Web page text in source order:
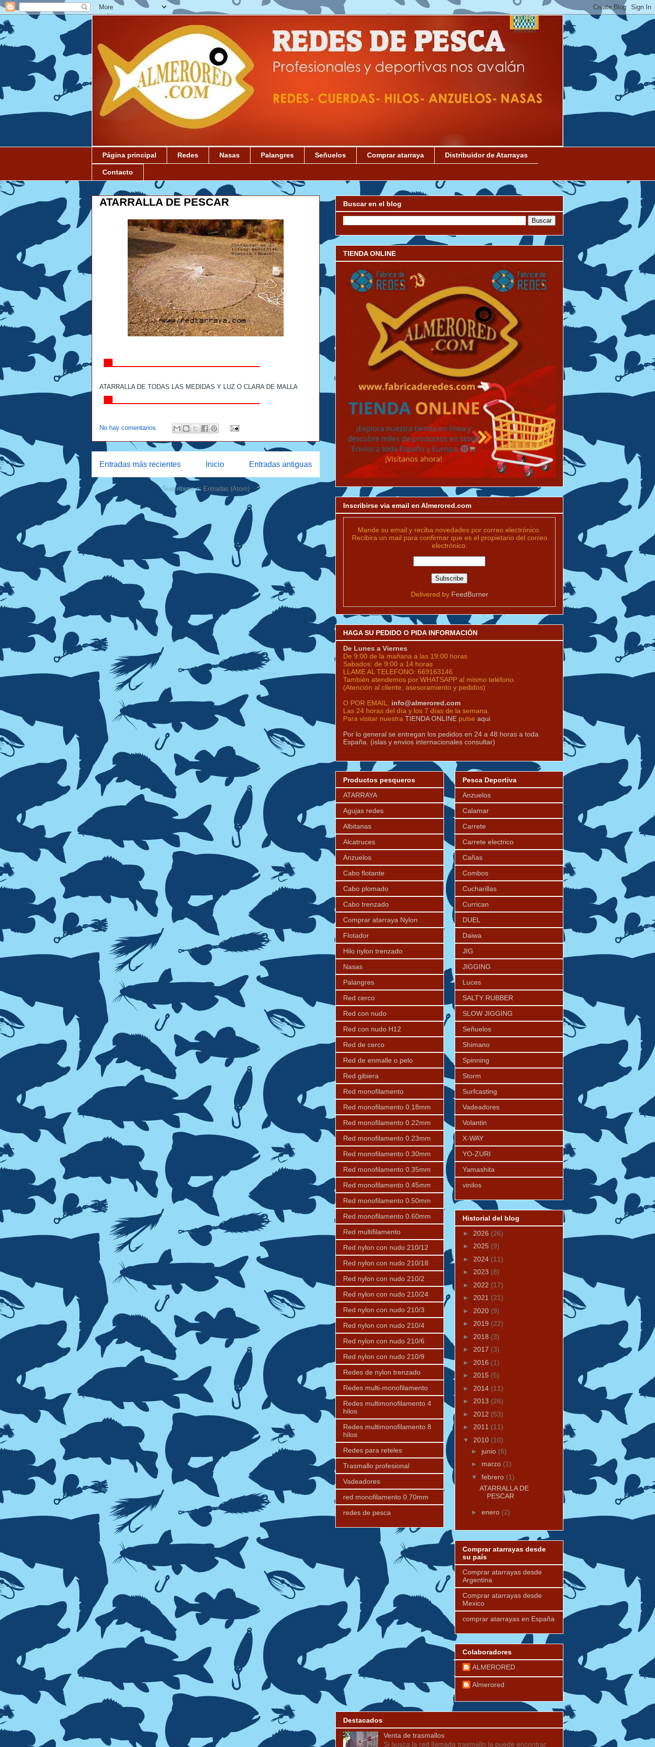
Página principal Redes Nasas Palangres Señuelos Comprar atarraya Distribuidor de Atarrayas
Contacto
ATARRALLA DE PESCAR
ATARRALLA DE TODAS LAS MEDIDAS Y LUZ O CLARA DE MALLA
No hay comentarios:
Entradas más recientes Entradas antiguas
Inicio
Suscribirse a: Entradas (Atom)
Buscar en el blog
TIENDA ONLINE
Inscribirse via email en Almerored.com
Mande su email y reciba novedades por correo electrónico.
Recibira un mail para confirmar que es el propietario del correo
electrónico:
Delivered by FeedBurner
HAGA SU PEDIDO O PIDA INFORMACIÓN
De Lunes a Viernes
De 9:00 de la mañana a las 19:00 horas
Sabados: de 9:00 a 14 horas
LLAME AL TELEFONO: 669163146
También atendemos por WHATSAPP al mismo teléfono.
(Atención al cliente, asesoramiento y pedidos)
O POR EMAIL: info@almerored.com
Las 24 horas del día y los 7 días de la semana.
Para visitar nuestra TIENDA ONLINE pulse aqui
Por lo general se entregan los pedidos en 24 a 48 horas a toda
España. (islas y envios internacionales consultar)
Productos pesqueros
ATARRAYA
Agujas redes
Albitanas
Alcatruces
Anzuelos
Cabo flotante
Cabo plomado
Cabo trenzado
Comprar atarraya Nylon
Flotador
Hilo nylon trenzado
Nasas
Palangres
Red cerco
Red con nudo
Red con nudo H12
Red de cerco
Red de enmalle o pelo
Red gibiera
Red monofilamento
Red monofilamento 0.18mm
Red monofilamento 0.22mm
Red monofilamento 0.23mm
Red monofilamento 0.30mm
Red monofilamento 0.35mm
Red monofilamento 0.45mm
Red monofilamento 0.50mm
Red monofilamento 0.60mm
Red multifilamento
Red nylon con nudo 210/12
Red nylon con nudo 210/18
Red nylon con nudo 210/2
Red nylon con nudo 210/24
Red nylon con nudo 210/3
Red nylon con nudo 210/4
Red nylon con nudo 210/6
Red nylon con nudo 210/9
Redes de nylon trenzado
Redes multi-monofilamento
Redes multimonofilamento 4
hilos
Redes multimonofilamento 8
hilos
Redes para reteles
Trasmallo profesional
Vadeadores
red monofilamento 0.70mm
redes de pesca
Pesca Deportiva
Anzuelos
Calamar
Carrete
Carrete electrico
Cañas
Combos
Cucharillas
Currican
DUEL
Daiwa
JIG
JIGGING
Luces
SALTY RUBBER
SLOW JIGGING
Señuelos
Shimano
Spinning
Storm
Surfcasting
Vadeadores
Volantin
X-WAY
YO-ZURI
Yamashita
vinilos
Historial del blog
► 2026 (26)
► 2025 (9)
► 2024 (11)
► 2023 (8)
► 2022 (17)
► 2021 (21)
► 2020 (9)
► 2019 (22)
► 2018 (3)
► 2017 (3)
► 2016 (1)
► 2015 (5)
► 2014 (11)
► 2013 (26)
► 2012 (53)
► 2011 (11)
▼ 2010 (10)
► junio (6)
► marzo (1)
▼ febrero (1)
ATARRALLA DE
PESCAR
► enero (2)
Comprar atarrayas desde
su país
Comprar atarrayas desde
Argentina
Comprar atarrayas desde
Mexico
comprar atarrayas en España
Colaboradores
ALMERORED
Almerored
Destacados
Venta de trasmallos
Si busca la red llamada trasmallo la puede encontrar